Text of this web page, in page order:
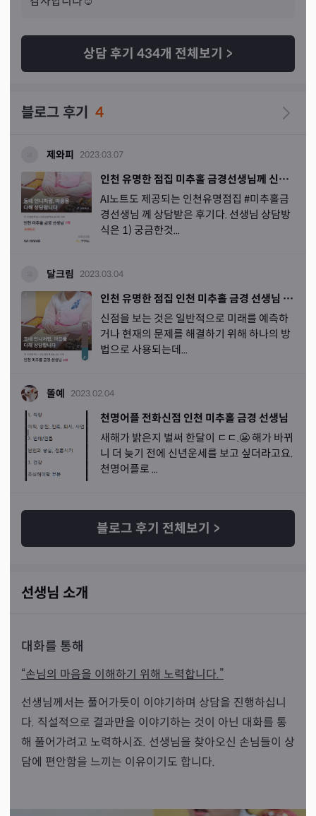
면 좋겠다 라고 생각해서 건강 신경쓰지 않고 몸에 나쁜행
동은 다했는데 몸상태가 안좋다는것도 아셔서 깜짝 놀랐습
니다.
고 살도 찌우고 어두운 부분 걷어낼수있도록 노력하겠습니
주셔서 감사하고 내년 2-3월에 꼭 재회 성공했으면 좋겠어
는다고 그 운이 따라주지 않는다는 말을 들었던 기억이 있
는데 내년 2-3월에 제가 꼭 그 운을 잡을수있도록 빌어주
세요.
상담 후기 434개 전체보기 >
블로그 후기 4
제와피 2023.03.07
인천 유명한 점집 미추홀 금경선생님께 신점본 솔직한 후기
AI노트도 제공되는 인천유명점집 #미추홀금
경선생님 께 상담받은 후기다. 선생님 상담방
식은 1) 궁금한것...
달크림 2023.03.04
인천 유명한 점집 인천 미추홀 금경 선생님 전화신점 잘 보는곳
신점을 보는 것은 일반적으로 미래를 예측하
거나 현재의 문제를 해결하기 위해 하나의 방
법으로 사용되는데...
똘예 2023.02.04
천명어플 전화신점 인천 미추홀 금경 선생님
새해가 밝은지 벌써 한달이 ㄷㄷ.😬 해가 바뀌
니 더 늦기 전에 신년운세를 보고 싶더라고요.
천명어플로 ...
블로그 후기 전체보기 >
선생님 소개
대화를 통해
“손님의 마음을 이해하기 위해 노력합니다.”
선생님께서는 풀어가듯이 이야기하며 상담을 진행하십니
다. 직설적으로 결과만을 이야기하는 것이 아닌 대화를 통
해 풀어가려고 노력하시죠. 선생님을 찾아오신 손님들이 상
담에 편안함을 느끼는 이유이기도 합니다.